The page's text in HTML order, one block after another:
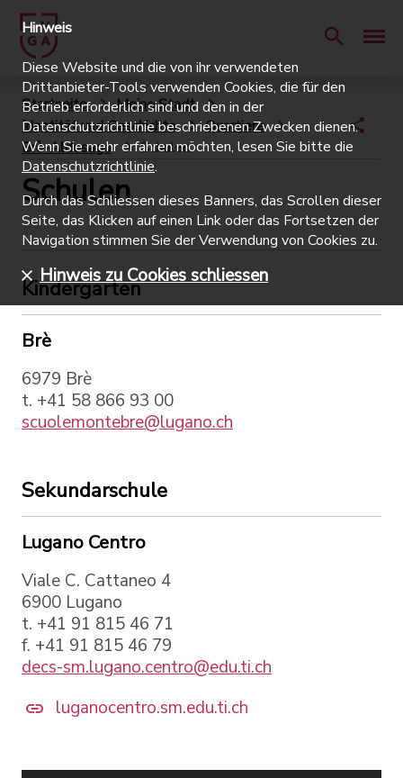
Startseite
Meine Stadt
Identität und Geschichte
Quartiere
Brè-Aldesago
Schulen
Schulen
Kindergarten
Brè
6979 Brè
t. +41 58 866 93 00
scuolemontebre@lugano.ch
Sekundarschule
Lugano Centro
Viale C. Cattaneo 4
6900 Lugano
t. +41 91 815 46 71
f. +41 91 815 46 79
decs-sm.lugano.centro@edu.ti.ch
luganocentro.sm.edu.ti.ch
Hinweis
Diese Website und die von ihr verwendeten
Drittanbieter-Tools verwenden Cookies, die für den
Betrieb erforderlich sind und den in der
Datenschutzrichtlinie beschriebenen Zwecken dienen.
Wenn Sie mehr erfahren möchten, lesen Sie bitte die
Datenschutzrichtlinie.
Durch das Schliessen dieses Banners, das Scrollen dieser
Seite, das Klicken auf einen Link oder das Fortsetzen der
Navigation stimmen Sie der Verwendung von Cookies zu.
Hinweis zu Cookies schliessen